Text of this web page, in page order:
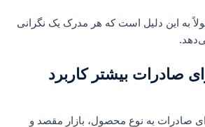
به این دلیل است که هر مدرک یک نگرانی
صادرات بیشتر کاربرد
صادرات به نوع محصول، بازار مقصد و